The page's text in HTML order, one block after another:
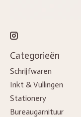
Categorieën
Schrijfwaren
Inkt & Vullingen
Stationery
Bureaugarnituur